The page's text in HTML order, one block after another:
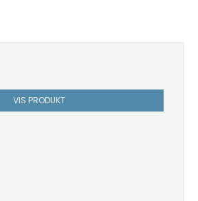
VIS PRODUKT